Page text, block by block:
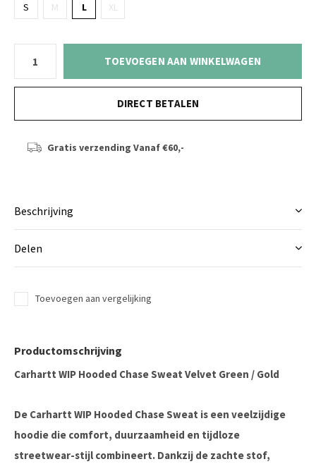
S M L XL
TOEVOEGEN AAN WINKELWAGEN
DIRECT BETALEN
Gratis verzending Vanaf €60,-
Beschrijving
Delen
Toevoegen aan vergelijking
Productomschrijving
Carhartt WIP Hooded Chase Sweat Velvet Green / Gold
De Carhartt WIP Hooded Chase Sweat is een veelzijdige
hoodie die comfort, duurzaamheid en tijdloze
streetwear-stijl combineert. Dankzij de zachte stof,